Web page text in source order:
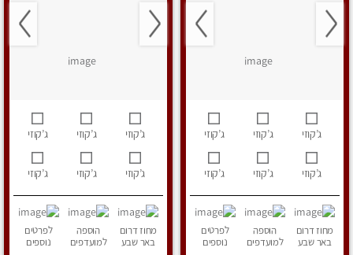
ג’קוזי ג’קוזי ג’קוזי
ג’קוזי ג’קוזי ג’קוזי
מחוז דרום
באר שבע
הוספה
למועדפים
לפרטים
נוספים
ג’קוזי ג’קוזי ג’קוזי
ג’קוזי ג’קוזי ג’קוזי
מחוז דרום
באר שבע
הוספה
למועדפים
לפרטים
נוספים